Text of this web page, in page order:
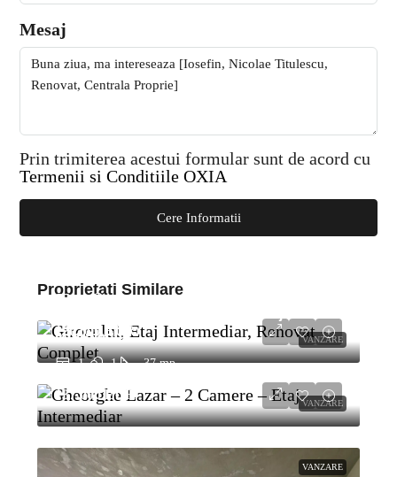
Mesaj
Prin trimiterea acestui formular sunt de acord cu
Termenii si Conditiile OXIA
Cere Informatii
Proprietati Similare
VANZARE
120.000 EUR
VANZARE
Intermediar
1 1 37 mp
137.000 EUR
VANZARE